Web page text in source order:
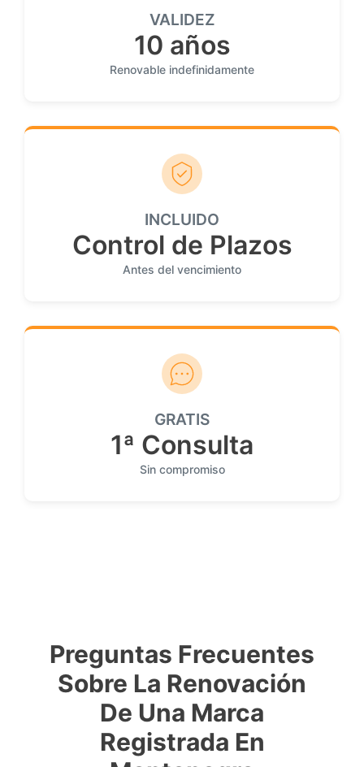
VALIDEZ
10 años
Renovable indefinidamente
INCLUIDO
Control de Plazos
Antes del vencimiento
GRATIS
1ª Consulta
Sin compromiso
Preguntas Frecuentes
Sobre La Renovación
De Una Marca
Registrada En